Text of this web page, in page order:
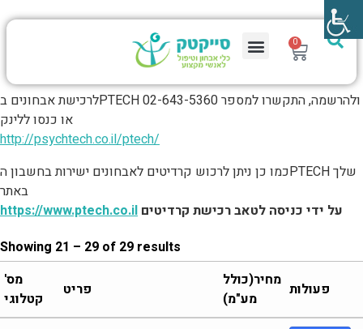
0
לרכישת אבחונים בPTECH ולהרשמה, התקשרו למספר 02-643-5360
או כנסו ללינק
http://psychtech.co.il/ptech/
כמו כן ניתן לרכוש קרדיטים לאבחונים ישירות בחשבון הPTECH שלך
באתר
https://www.ptech.co.il על ידי כניסה לטאב רכישת קרדיטים
Showing 21 – 29 of 29 results
מס'
קטלוגי
פריט
מחיר(כולל
מע"מ)
פעולות